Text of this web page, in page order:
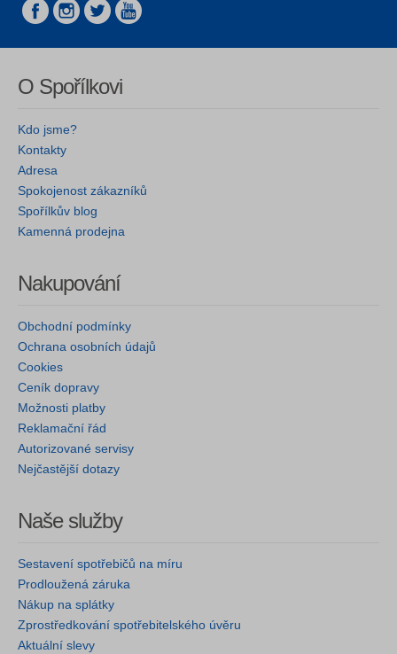
O Spořílkovi
Kdo jsme?
Kontakty
Adresa
Spokojenost zákazníků
Spořílkův blog
Kamenná prodejna
Nakupování
Obchodní podmínky
Ochrana osobních údajů
Cookies
Ceník dopravy
Možnosti platby
Reklamační řád
Autorizované servisy
Nejčastější dotazy
Naše služby
Sestavení spotřebičů na míru
Prodloužená záruka
Nákup na splátky
Zprostředkování spotřebitelského úvěru
Aktuální slevy